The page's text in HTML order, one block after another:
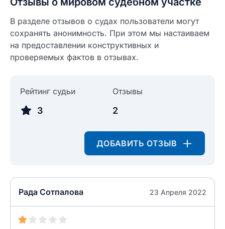
В разделе отзывов о судах пользователи могут
сохранять анонимность. При этом мы настаиваем
на предоставлении конструктивных и
проверяемых фактов в отзывах.
Рейтинг судьи
3
Отзывы
2
ДОБАВИТЬ ОТЗЫВ
Рада Сотпалова 23 Апреля 2022
Текст отзыва
Как вы оцените судебный участок?
ОСТАВИТЬ ОТЗЫВ
Введите свой номер телефона
Ответ на отзыв
Название населенного пункта
ЗАКРЫТЬ СОХРАНИТЬ